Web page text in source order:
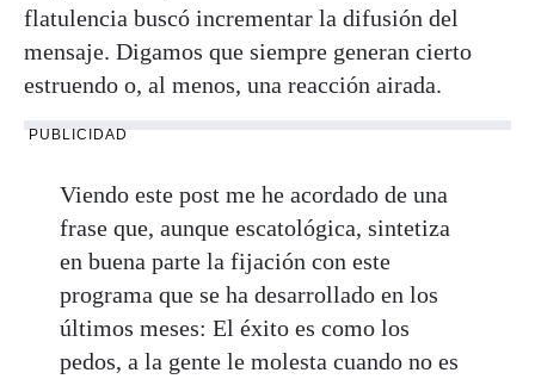
flatulencia buscó incrementar la difusión del
mensaje. Digamos que siempre generan cierto
estruendo o, al menos, una reacción airada.
PUBLICIDAD
Viendo este post me he acordado de una
frase que, aunque escatológica, sintetiza
en buena parte la fijación con este
programa que se ha desarrollado en los
últimos meses: El éxito es como los
pedos, a la gente le molesta cuando no es